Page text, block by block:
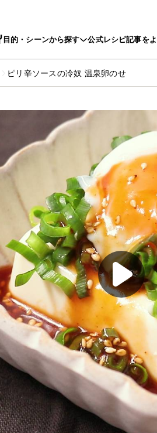
目的・シーンから探す 公式レシピ記事を
ピリ辛ソースの冷奴 温泉卵のせ